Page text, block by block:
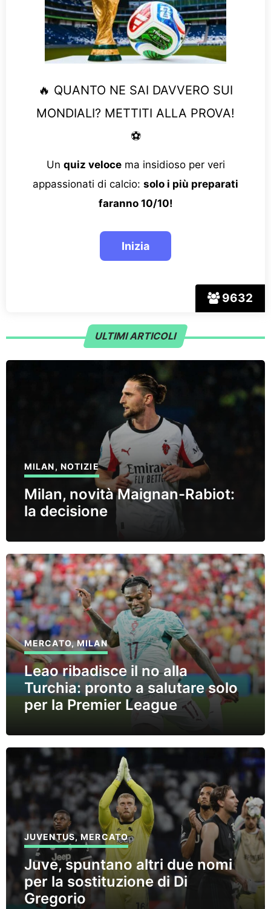
9632
🔥 QUANTO NE SAI DAVVERO SUI
MONDIALI? METTITI ALLA PROVA!
⚽
Un quiz velocema insidioso per veri
appassionati di calcio: solo i più preparati
faranno 10/10!
ULTIMI ARTICOLI
MILAN, NOTIZIE
Milan, novità Maignan-Rabiot:
la decisione
MERCATO,MILAN
Leao ribadisce il no alla
Turchia: pronto a salutare solo
per la Premier League
JUVENTUS,MERCATO
Juve, spuntano altri due nomi
per la sostituzione di Di
Gregorio